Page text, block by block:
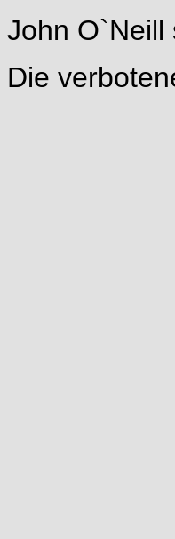
John O`Neill
Die